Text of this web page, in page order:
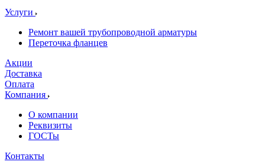
Услуги
Ремонт вашей трубопроводной арматуры
Переточка фланцев
Акции
Доставка
Оплата
Компания
О компании
Реквизиты
ГОСТы
Контакты